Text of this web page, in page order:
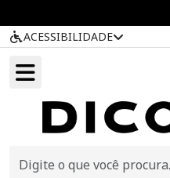
ACESSIBILIDADE